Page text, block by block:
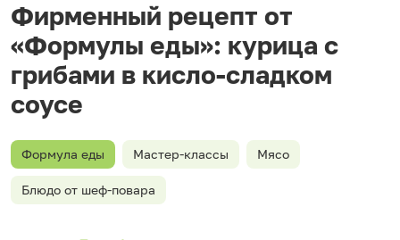
Фирменный рецепт от
«Формулы еды»: курица с
грибами в кисло-сладком
соусе
Формула еды Мастер-классы Мясо
Блюдо от шеф-повара